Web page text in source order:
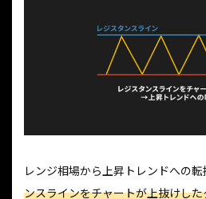
レンジ相場から上昇トレンドへの転
ンスラインをチャートが上抜けし